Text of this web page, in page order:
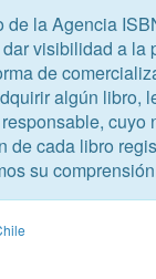
distintas
de la Agencia
visibilidad a la
de
algún libro,
cuyo
de cada libro
su